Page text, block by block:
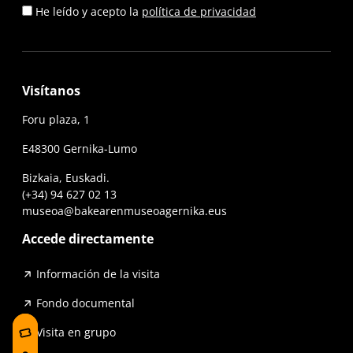
He leído y acepto la política de privacidad
Visítanos
Foru plaza, 1
E48300 Gernika-Lumo
Bizkaia, Euskadi.
(+34) 94 627 02 13
museoa@bakearenmuseoagernika.eus
Accede directamente
Información de la visita
Fondo documental
Visita en grupo